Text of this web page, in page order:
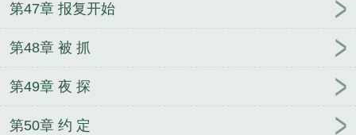
第47章 报复开始
第48章 被 抓
第49章 夜 探
第50章 约 定